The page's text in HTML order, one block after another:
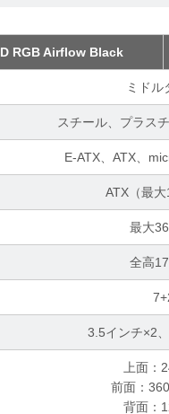
RGB Airflow Black
ミドル
スチール、プラス
E-ATX、ATX、
ATX（最大
最大
全高
3.5インチ×2
上面：
前面：
背面：